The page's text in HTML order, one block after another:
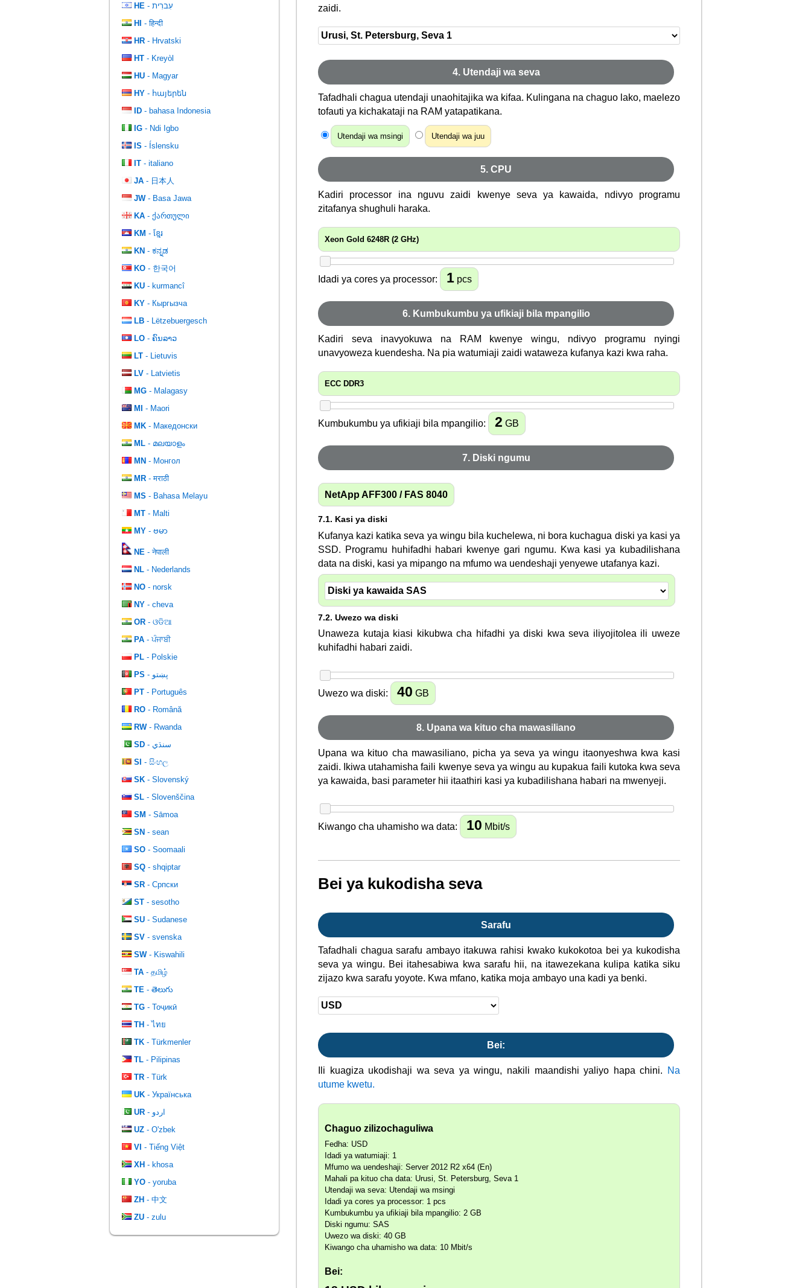
zaidi.
4. Utendaji wa seva
Tafadhali chagua utendaji unaohitajika wa kifaa. Kulingana na chaguo lako, maelezo
tofauti ya kichakataji na RAM yatapatikana.
Utendaji wa msingi Utendaji wa juu
5. CPU
Kadiri processor ina nguvu zaidi kwenye seva ya kawaida, ndivyo programu
zitafanya shughuli haraka.
Xeon Gold 6248R (2 GHz)
Idadi ya cores ya processor: 1 pcs
6. Kumbukumbu ya ufikiaji bila mpangilio
Kadiri seva inavyokuwa na RAM kwenye wingu, ndivyo programu nyingi
unavyoweza kuendesha. Na pia watumiaji zaidi wataweza kufanya kazi kwa raha.
ECC DDR3
Kumbukumbu ya ufikiaji bila mpangilio: 2 GB
7. Diski ngumu
NetApp AFF300 / FAS 8040
7.1. Kasi ya diski
Kufanya kazi katika seva ya wingu bila kuchelewa, ni bora kuchagua diski ya kasi ya
SSD. Programu huhifadhi habari kwenye gari ngumu. Kwa kasi ya kubadilishana
data na diski, kasi ya mipango na mfumo wa uendeshaji yenyewe utafanya kazi.
7.2. Uwezo wa diski
Unaweza kutaja kiasi kikubwa cha hifadhi ya diski kwa seva iliyojitolea ili uweze
kuhifadhi habari zaidi.
Uwezo wa diski: 40 GB
8. Upana wa kituo cha mawasiliano
Upana wa kituo cha mawasiliano, picha ya seva ya wingu itaonyeshwa kwa kasi
zaidi. Ikiwa utahamisha faili kwenye seva ya wingu au kupakua faili kutoka kwa seva
ya kawaida, basi parameter hii itaathiri kasi ya kubadilishana habari na mwenyeji.
Kiwango cha uhamisho wa data: 10 Mbit/s
Bei ya kukodisha seva
Sarafu
Tafadhali chagua sarafu ambayo itakuwa rahisi kwako kukokotoa bei ya kukodisha
seva ya wingu. Bei itahesabiwa kwa sarafu hii, na itawezekana kulipa katika siku
zijazo kwa sarafu yoyote. Kwa mfano, katika moja ambayo una kadi ya benki.
Bei:
Ili kuagiza ukodishaji wa seva ya wingu, nakili maandishi yaliyo hapa chini.
Na
utume kwetu.
Chaguo zilizochaguliwa
Fedha: USD
Idadi ya watumiaji: 1
Mfumo wa uendeshaji: Server 2012 R2 x64 (En)
Mahali pa kituo cha data: Urusi, St. Petersburg, Seva 1
Utendaji wa seva: Utendaji wa msingi
Idadi ya cores ya processor: 1 pcs
Kumbukumbu ya ufikiaji bila mpangilio: 2 GB
Diski ngumu: SAS
Uwezo wa diski: 40 GB
Kiwango cha uhamisho wa data: 10 Mbit/s
Bei:
HE
- עִברִית
HI
- हिन्दी
HR - Hrvatski
HT - Kreyòl
HU - Magyar
HY - հայերեն
ID - bahasa Indonesia
IG - Ndi Igbo
IS - Íslensku
IT - italiano
JA - 日本人
JW- Basa Jawa
KA - ქართული
KM - ខ្មែរ
KN - ಕನ್ನಡ
KO - 한국어
KU - kurmancî
KY - Кыргызча
LB - Lëtzebuergesch
LO - ຄົນລາວ
LT - Lietuvis
LV - Latvietis
MG - Malagasy
MI
- Maori
MK - Македонски
ML - മലയാളം
MN - Монгол
MR - मराठी
MS - Bahasa Melayu
MT - Malti
MY - ဗမာ
NE - नेपाली
NL - Nederlands
NO - norsk
NY - cheva
OR - ଓଡିଆ
PA - ਪੰਜਾਬੀ
PL - Polskie
PS
- پښتو
PT - Português
RO - Română
RW- Rwanda
SD
- سنڌي
SI - සිංහල
SK - Slovenský
SL - Slovenščina
SM - Sāmoa
SN - sean
SO - Soomaali
SQ - shqiptar
SR - Српски
ST - sesotho
SU - Sudanese
SV - svenska
SW- Kiswahili
TA - தமிழ்
TE - తెలుగు
TG - Тоҷикӣ
TH - ไทย
TK - Türkmenler
TL - Pilipinas
TR - Türk
UK - Українська
UR
- اردو
UZ - O'zbek
VI - Tiếng Việt
XH - khosa
YO - yoruba
ZH - 中文
ZU - zulu